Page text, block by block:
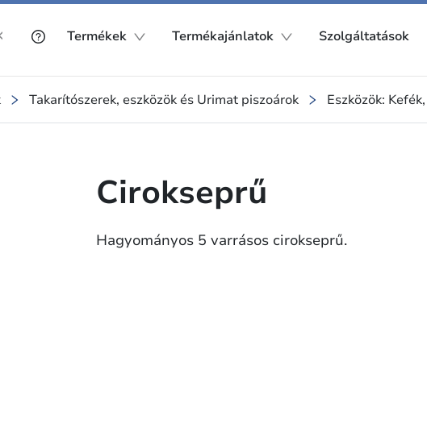
Termékek Termékajánlatok Szolgáltatások
Takarítószerek, eszközök és Urimat piszoárok Eszközök:
Cirokseprű
Hagyományos 5 varrásos cirokseprű.